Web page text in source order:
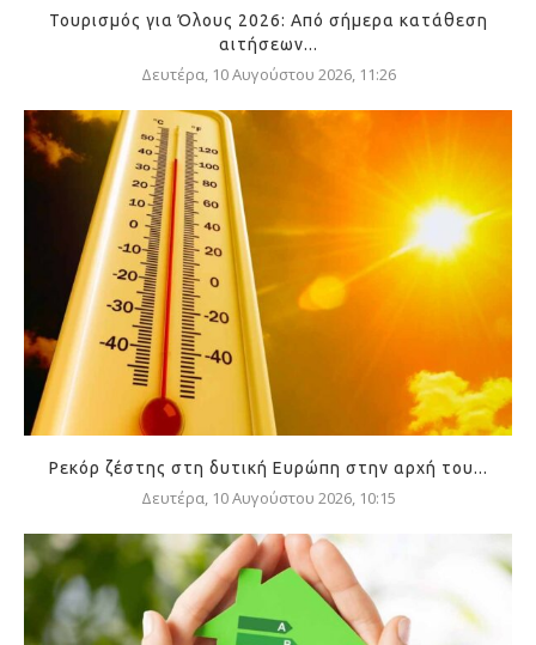
Τουρισμός για Όλους 2026: Από σήμερα κατάθεση
αιτήσεων...
Δευτέρα, 10 Αυγούστου 2026, 11:26
Ρεκόρ ζέστης στη δυτική Ευρώπη στην αρχή του...
Δευτέρα, 10 Αυγούστου 2026, 10:15